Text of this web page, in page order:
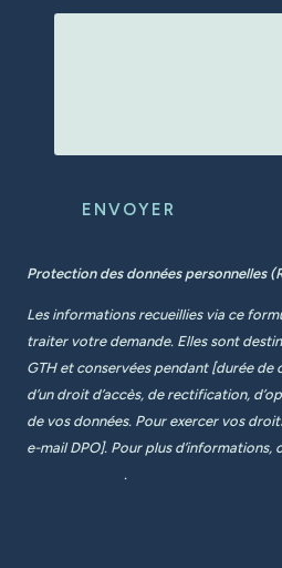
ENVOYER
Protection des données personnelles
Les informations recueillies via ce
traiter votre demande. Elles sont
GTH et conservées pendant [durée de
d’un droit d’accès, de rectification,
de vos données. Pour exercer vos
e-mail DPO]. Pour plus d’informations,
.